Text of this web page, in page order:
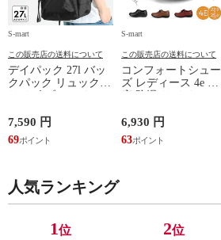
S-mart
この販売店の送料について
デイパック 27l バッ
クパック リュック
鞄 機内持ち込み 夏
スラッシャー
THRASHER r1929
7,590 円
69
S-mart
この販売店の送料について
コンフォートシュー
ズ レディース 4e 幅
シューズ 黒 トパー
ズ モア 靴 カジュア
ルシューズ 外反母趾
TOPAZ 1410
6,930 円
63
人気ランキング
1位 2位